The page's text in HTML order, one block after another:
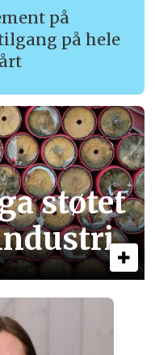
på
på hele
støtet